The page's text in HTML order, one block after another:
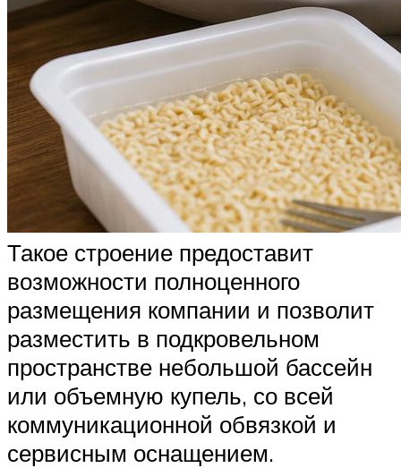
Такое строение предоставит
возможности полноценного
размещения компании и позволит
разместить в подкровельном
пространстве небольшой бассейн
или объемную купель, со всей
коммуникационной обвязкой и
сервисным оснащением.